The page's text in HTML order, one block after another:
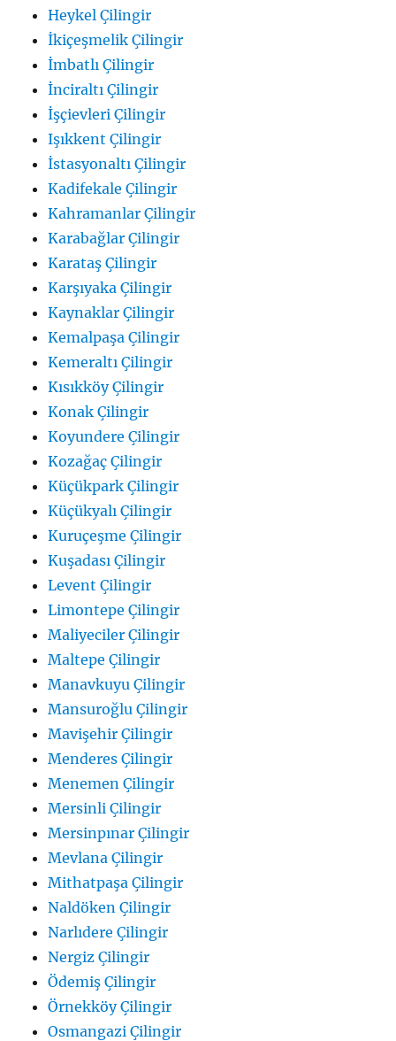
Heykel Çilingir
İkiçeşmelik Çilingir
İmbatlı Çilingir
İnciraltı Çilingir
İşçievleri Çilingir
Işıkkent Çilingir
İstasyonaltı Çilingir
Kadifekale Çilingir
Kahramanlar Çilingir
Karabağlar Çilingir
Karataş Çilingir
Karşıyaka Çilingir
Kaynaklar Çilingir
Kemalpaşa Çilingir
Kemeraltı Çilingir
Kısıkköy Çilingir
Konak Çilingir
Koyundere Çilingir
Kozağaç Çilingir
Küçükpark Çilingir
Küçükyalı Çilingir
Kuruçeşme Çilingir
Kuşadası Çilingir
Levent Çilingir
Limontepe Çilingir
Maliyeciler Çilingir
Maltepe Çilingir
Manavkuyu Çilingir
Mansuroğlu Çilingir
Mavişehir Çilingir
Menderes Çilingir
Menemen Çilingir
Mersinli Çilingir
Mersinpınar Çilingir
Mevlana Çilingir
Mithatpaşa Çilingir
Naldöken Çilingir
Narlıdere Çilingir
Nergiz Çilingir
Ödemiş Çilingir
Örnekköy Çilingir
Osmangazi Çilingir